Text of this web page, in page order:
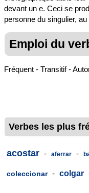
devant un e. Ceci se
personne du singulier,
Emploi du
Fréquent - Transitif -
Verbes les plus
acostar - aferrar -
coleccionar - colgar